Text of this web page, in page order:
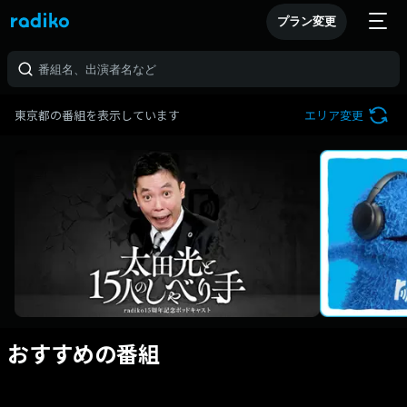
プラン変更
東京都の番組を表示しています エリア変更
おすすめの番組